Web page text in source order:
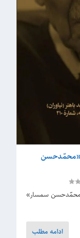
«محمّدحسن
سمسار»
ادامه مطلب